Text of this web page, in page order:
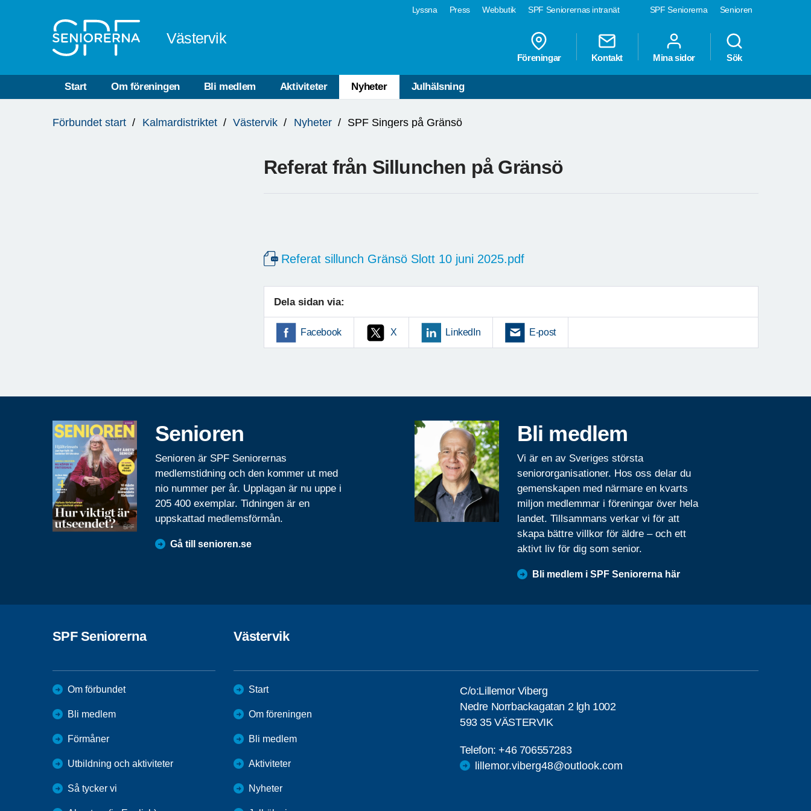
SPF Seniorerna Senioren
Lyssna Press Webbutik SPF Seniorernas intranät
Västervik
Föreningar Kontakt Mina sidor Sök
Start Om föreningen Bli medlem Aktiviteter Nyheter Julhälsning
är
Förbundet start Kalmardistriktet Västervik Nyheter SPF Singers på Gränsö
Referat från Sillunchen på Gränsö
Referat sillunch Gränsö Slott 10 juni 2025.pdf
Dela sidan via:
Facebook X LinkedIn E-post
Senioren
Senioren är SPF Seniorernas
medlemstidning och den kommer ut med
nio nummer per år. Upplagan är nu uppe i
205 400 exemplar. Tidningen är en
uppskattad medlemsförmån.
Gå till senioren.se
Bli medlem
Vi är en av Sveriges största
seniororganisationer. Hos oss delar du
gemenskapen med närmare en kvarts
miljon medlemmar i föreningar över hela
landet. Tillsammans verkar vi för att
skapa bättre villkor för äldre – och ett
aktivt liv för dig som senior.
Bli medlem i SPF Seniorerna här
SPF Seniorerna
Om förbundet
Bli medlem
Förmåner
Utbildning och aktiviteter
Så tycker vi
Västervik
Start
Om föreningen
Bli medlem
Aktiviteter
Nyheter
C/o:Lillemor Viberg
Nedre Norrbackagatan 2 lgh 1002
593 35 VÄSTERVIK
Telefon:+46 706557283
lillemor.viberg48@outlook.com